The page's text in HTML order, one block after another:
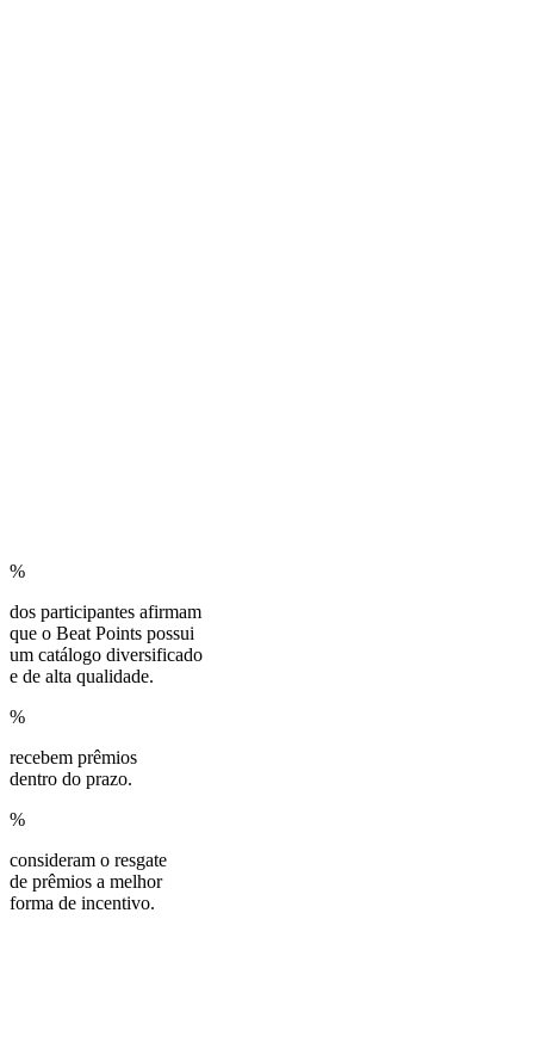
%
dos participantes afirmam
que o Beat Points possui
um catálogo diversificado
e de alta qualidade.
%
recebem prêmios
dentro do prazo.
%
consideram o resgate
de prêmios a melhor
forma de incentivo.